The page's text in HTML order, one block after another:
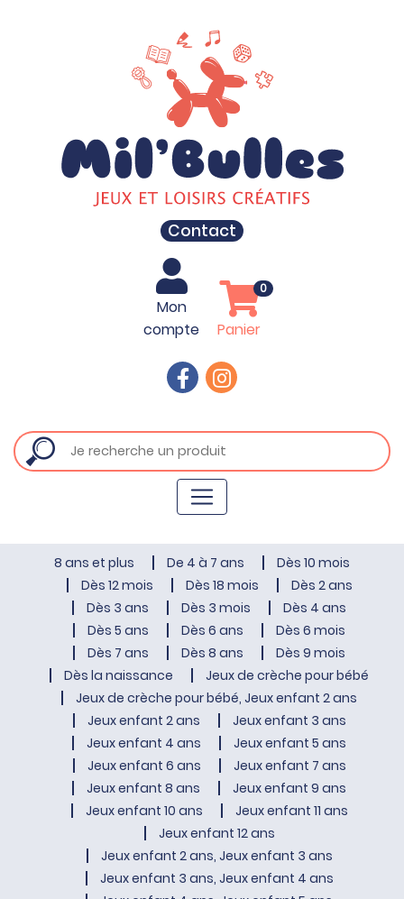
Contact
Mon
compte
Panier
0
8 ans et plus De 4 à 7 ans
Dès 10 mois
Dès 12 mois
Dès 18 mois
Dès 2 ans
Dès 3 ans
Dès 3 mois
Dès 4 ans
Dès 5 ans
Dès 6 ans
Dès 6 mois
Dès 7 ans
Dès 8 ans
Dès 9 mois
Dès la naissance
Jeux de crèche pour bébé
Jeux de crèche pour bébé, Jeux enfant 2 ans
Jeux enfant 2 ans
Jeux enfant 3 ans
Jeux enfant 4 ans
Jeux enfant 5 ans
Jeux enfant 6 ans
Jeux enfant 7 ans
Jeux enfant 8 ans
Jeux enfant 9 ans
Jeux enfant 10 ans
Jeux enfant 11 ans
Jeux enfant 12 ans
Jeux enfant 2 ans, Jeux enfant 3 ans
Jeux enfant 3 ans, Jeux enfant 4 ans